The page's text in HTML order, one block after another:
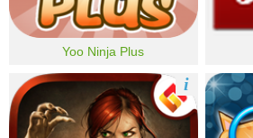
Yoo Ninja Plus
i